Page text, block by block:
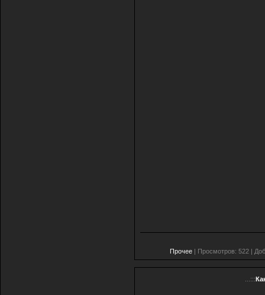
Прочее | Просмотров: 522 |
...:::